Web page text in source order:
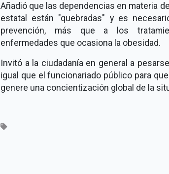
Añadió que las dependencias en materia
estatal están "quebradas" y es
prevención, más que a los
enfermedades que ocasiona la obesidad.
Invitó a la ciudadanía en general a
igual que el funcionariado público para
genere una concientización global de la